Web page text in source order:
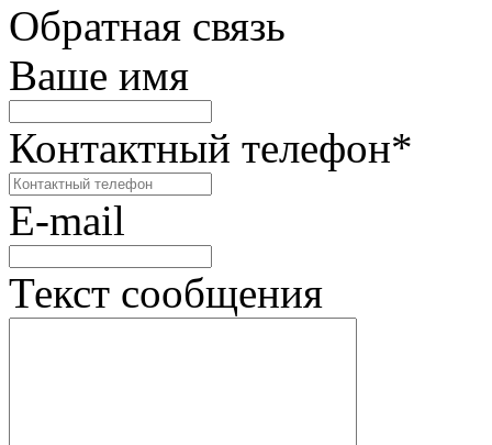
Обратная связь
Ваше имя
Контактный телефон*
E-mail
Текст сообщения